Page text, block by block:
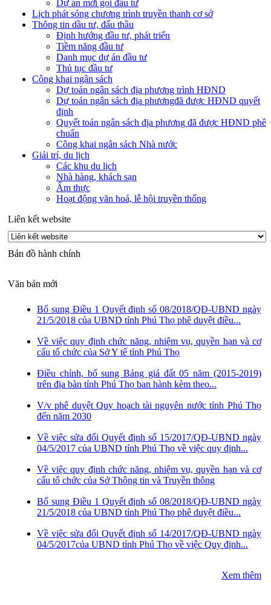
Dự án mời gọi đầu tư
Lịch phát sóng chương trình truyền thanh cơ sở
Thông tin dầu tư, đấu thầu
Định hướng đầu tư, phát triển
Tiềm năng đầu tư
Danh mục dự án đầu tư
Thủ tục đầu tư
Công khai ngân sách
Dự toán ngân sách địa phương trình HĐND
Dự toán ngân sách địa phươngđã được HĐND quyết
định
Quyết toán ngân sách địa phương đã được HĐND phê
chuẩn
Công khai ngân sách Nhà nước
Giải trí, du lịch
Các khu du lịch
Nhà hàng, khách sạn
Ẩm thực
Hoạt động văn hoá, lễ hội truyền thống
Liên kết website
Bản đồ hành chính
Văn bản mới
Bổ sung Điều 1 Quyết định số 08/2018/QĐ-UBND ngày
21/5/2018 của UBND tỉnh Phú Thọ phê duyệt điều...
Về việc quy định chức năng, nhiệm vụ, quyền hạn và cơ
cấu tổ chức của Sở Y tế tỉnh Phú Thọ
Điều chỉnh, bổ sung Bảng giá đất 05 năm (2015-2019)
trên địa bàn tỉnh Phú Thọ ban hành kèm theo...
V/v phê duyệt Quy hoạch tài nguyên nước tỉnh Phú Thọ
đến năm 2030
Về việc sửa đổi Quyết định số 15/2017/QĐ-UBND ngày
04/5/2017 của UBND tỉnh Phú Thọ về việc quy định...
Về việc quy định chức năng, nhiệm vụ, quyền hạn và cơ
cấu tổ chức của Sở Thông tin và Truyền thông
Bổ sung Điều 1 Quyết định số 08/2018/QĐ-UBND ngày
21/5/2018 của UBND tỉnh Phú Thọ phê duyệt điều...
Về việc sửa đổi Quyết định số 14/2017/QĐ-UBND ngày
04/5/2017của UBND tỉnh Phú Thọ về việc Quy định...
Xem thêm